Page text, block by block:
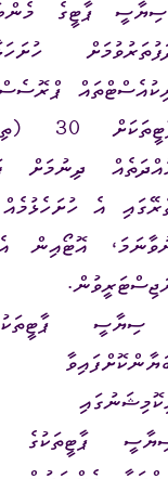
ސިޔާސީ ޕާޓީގެ
ދިނުމަށް
އެ
އޮޓޯއިން
ސިޔާސީ
ޕާޓީތަކުގެ